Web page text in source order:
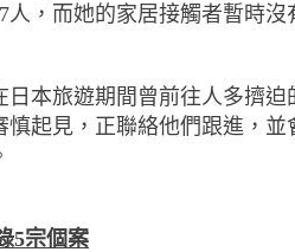
人，而她的家居接觸者暫時
本旅遊期間曾前往人多擠
慎起見，正聯絡他們跟進，
5宗個案